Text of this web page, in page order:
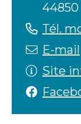
44850
Tél.
E-mail
Site